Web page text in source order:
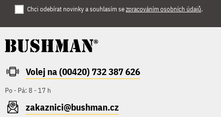
Chci odebírat novinky a souhlasím sezpracováním osobních údajů.
Volej na (00420) 732 387 626
Po - Pá: 8 - 17 h
zakaznici@bushman.cz